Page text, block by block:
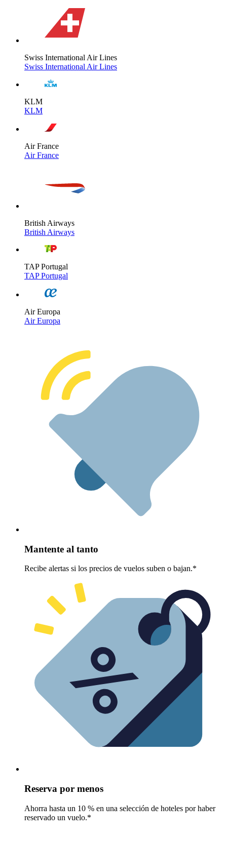
Swiss International Air Lines
Swiss International Air Lines
KLM
KLM
Air France
Air France
British Airways
British Airways
TAP Portugal
TAP Portugal
Air Europa
Air Europa
Mantente al tanto
Recibe alertas si los precios de vuelos suben o bajan.*
Reserva por menos
Ahorra hasta un 10 % en una selección de hoteles por haber
reservado un vuelo.*